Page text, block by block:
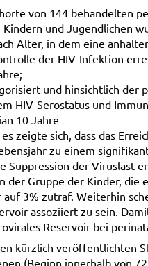
von 144 behandelten
und Jugendlichen
Alter, in dem eine
der HIV-Infektion
und hinsichtlich der
HIV-Serostatus und
10 Jahre
zeigte sich, dass das
zu einem
Suppression der Viruslast
der Gruppe der Kinder, die
3% zutraf. Weiterhin
assoziiert zu sein.
Reservoir bei
kürzlich veröffentlichten
(Beginn innerhalb von